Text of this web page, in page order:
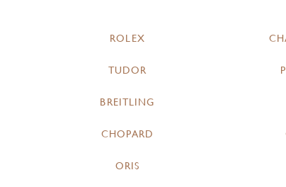
ROLEX
TUDOR
BREITLING
CHOPARD
ORIS